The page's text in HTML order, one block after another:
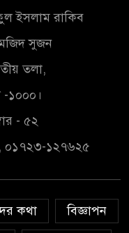
বিনিয়োগের
সময়
নিচে গাঁজার ড্রাম,
আটক
ফরিদগঞ্জে
অবৈধ লেনদেনে
ইসলাম রাকিব
মজিদ সুজন
তলা,
১০০০।
- ৫২
০১৭২৩-১২৭৬২৫
কথা
বিজ্ঞাপন